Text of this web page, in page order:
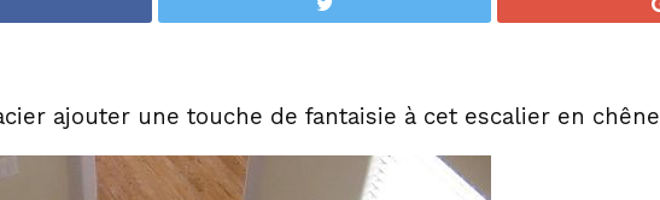
ajouter une touche de fantaisie à cet escalier en chêne